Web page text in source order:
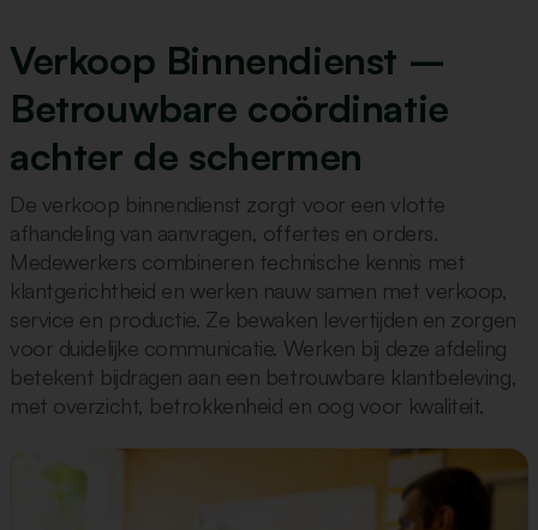
Verkoop Binnendienst –
Betrouwbare coördinatie
achter de schermen
De verkoop binnendienst zorgt voor een vlotte
afhandeling van aanvragen, offertes en orders.
Medewerkers combineren technische kennis met
klantgerichtheid en werken nauw samen met verkoop,
service en productie. Ze bewaken levertijden en zorgen
voor duidelijke communicatie. Werken bij deze afdeling
betekent bijdragen aan een betrouwbare klantbeleving,
met overzicht, betrokkenheid en oog voor kwaliteit.